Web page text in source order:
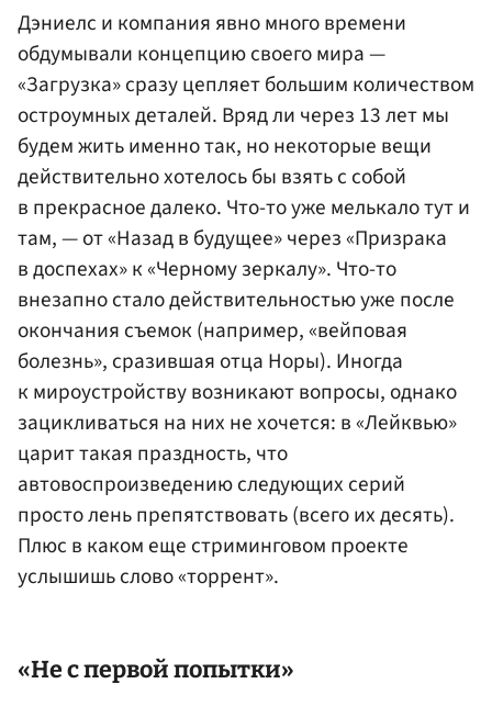
Дэниелс и компания явно много времени
обдумывали концепцию своего мира —
«Загрузка» сразу цепляет большим количеством
остроумных деталей. Вряд ли через 13 лет мы
будем жить именно так, но некоторые вещи
действительно хотелось бы взять с собой
в прекрасное далеко. Что-то уже мелькало тут и
там, — от «Назад в будущее» через «Призрака
в доспехах» к «Черному зеркалу». Что-то
внезапно стало действительностью уже после
окончания съемок (например, «вейповая
болезнь», сразившая отца Норы). Иногда
к мироустройству возникают вопросы, однако
зацикливаться на них не хочется: в «Лейквью»
царит такая праздность, что
автовоспроизведению следующих серий
просто лень препятствовать (всего их десять).
Плюс в каком еще стриминговом проекте
услышишь слово «торрент».
«Не с первой попытки»